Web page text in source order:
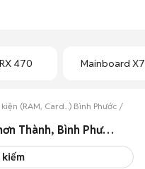
470 Mainboard
(RAM, Card...) Bình Phước
6 Linh kiện điện tử cũ Huyện Chơn Thành, Bình Phước giá rẻ